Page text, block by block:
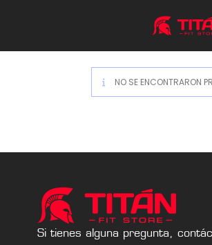
NO SE ENCONTRARON
Si tienes alguna pregunta,